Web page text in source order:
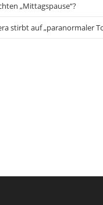
„Mittagspause“?
stirbt auf „paranormaler